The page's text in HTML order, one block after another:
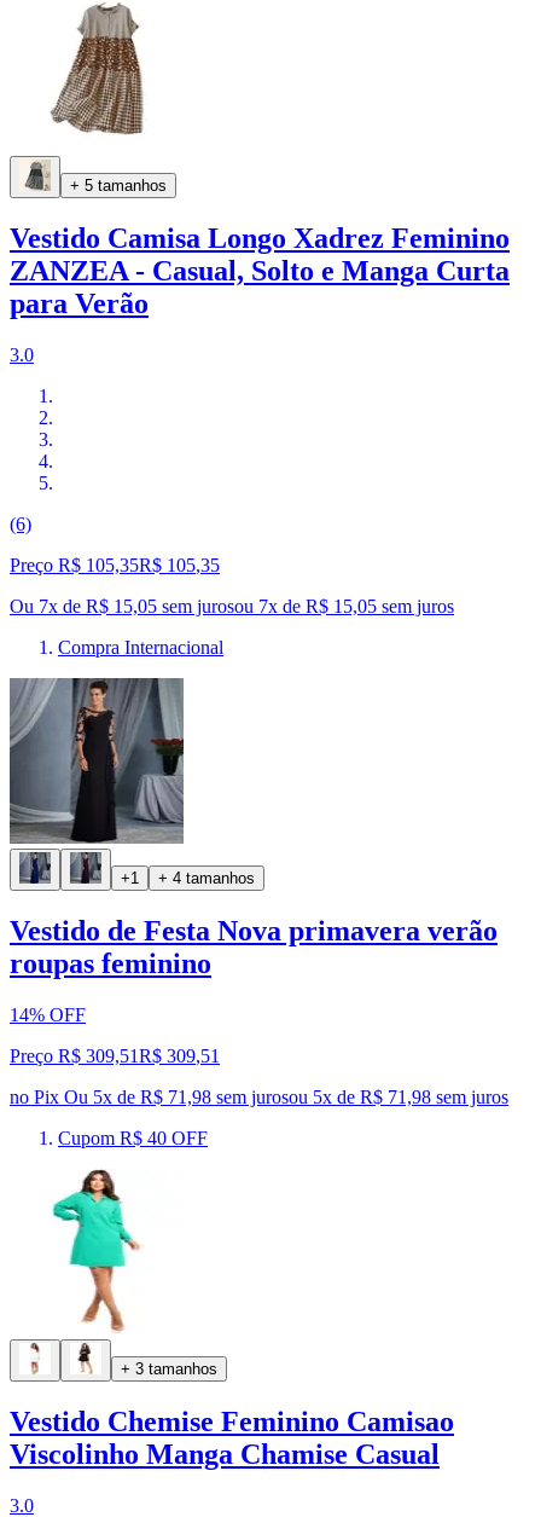
+ 5 tamanhos
Vestido Camisa Longo Xadrez Feminino
ZANZEA - Casual, Solto e Manga Curta
para Verão
3.0
(6)
Preço R$ 105,35R$ 105,35
Ou 7x de R$ 15,05 sem jurosou 7x de R$ 15,05 sem juros
Compra Internacional
+1 + 4 tamanhos
Vestido de Festa Nova primavera verão
roupas feminino
14% OFF
Preço R$ 309,51R$ 309,51
no Pix Ou 5x de R$ 71,98 sem jurosou 5x de R$ 71,98 sem juros
Cupom R$ 40 OFF
+ 3 tamanhos
Vestido Chemise Feminino Camisao
Viscolinho Manga Chamise Casual
3.0